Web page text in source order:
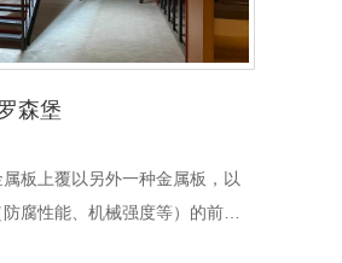
森堡
板上覆以另外一种金属板，以
腐性能、机械强度等）的前提